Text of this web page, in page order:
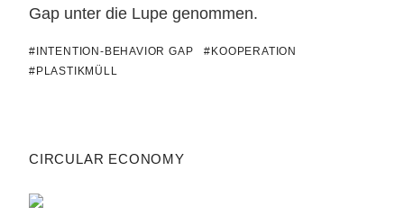
Gap unter die Lupe genommen.
#INTENTION-BEHAVIOR GAP
#KOOPERATION
#PLASTIKMÜLL
CIRCULAR ECONOMY